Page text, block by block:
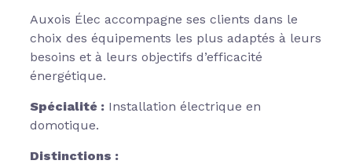
Auxois Élec accompagne ses clients dans le
choix des équipements les plus adaptés à leurs
besoins et à leurs objectifs d’efficacité
énergétique.
Spécialité : Installation électrique en
domotique.
Distinctions :